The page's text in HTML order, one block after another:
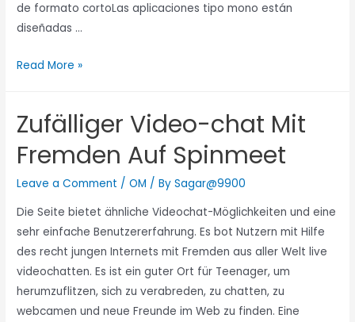
de formato cortoLas aplicaciones tipo mono están
diseñadas …
Read More »
Zufälliger Video-chat Mit
Fremden Auf Spinmeet
Leave a Comment /OM / BySagar@9900
Die Seite bietet ähnliche Videochat-Möglichkeiten und eine
sehr einfache Benutzererfahrung. Es bot Nutzern mit Hilfe
des recht jungen Internets mit Fremden aus aller Welt live
videochatten. Es ist ein guter Ort für Teenager, um
herumzuflitzen, sich zu verabreden, zu chatten, zu
webcamen und neue Freunde im Web zu finden. Eine